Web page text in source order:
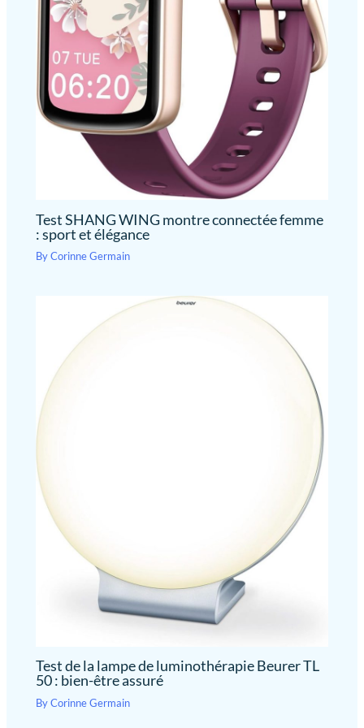
Test SHANG WING montre connectée femme
: sport et élégance
ByCorinne Germain
Test de la lampe de luminothérapie Beurer TL
50 : bien-être assuré
ByCorinne Germain